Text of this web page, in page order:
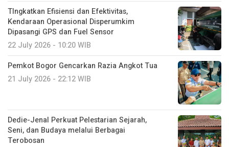
TIngkatkan Efisiensi dan Efektivitas,
Kendaraan Operasional Disperumkim
Dipasangi GPS dan Fuel Sensor
22 July 2026 - 10:20 WIB
Pemkot Bogor Gencarkan Razia Angkot Tua
21 July 2026 - 22:12 WIB
Dedie-Jenal Perkuat Pelestarian Sejarah,
Seni, dan Budaya melalui Berbagai
Terobosan